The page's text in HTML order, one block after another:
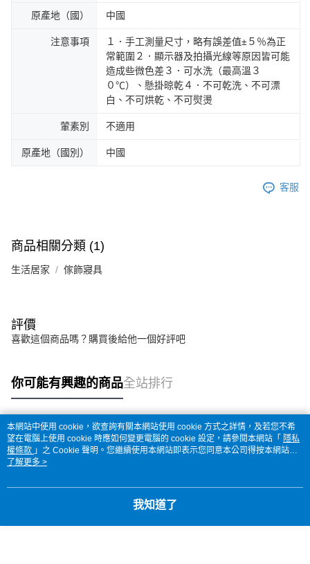
原產地（國） 中國
注意事項
１．手工測量尺寸，略有誤差值±５％為正
常範圍２．顯示器及拍攝光線等原因皆可能
造成些微色差３．可水洗（最高溫３
０℃）、懸掛晾乾４．不可乾洗、不可漂
白、不可烘乾、不可熨燙
葷素別 不適用
原產地（國別） 中國
客服
商品相關分類 (1)
生活居家 傢飾寢具
評價
喜歡這個商品嗎？購買後給他一個好評吧
你可能有興趣的商品全站排行
熱門標籤
本網站中使用 cookie，欲查詢有關本網站使用 cookie 方式之詳情，及若您不希
望在電腦上使用 cookie 時應如何變更電腦的 cookie 設定，請參閱本網站「 隱私
權條款 」之 Cookie 聲明。您繼續使用本網站即表示您同意本公司得按本網站使
用條款之 Cookie 聲明使用 cookie。
了解更多 >
我知道了